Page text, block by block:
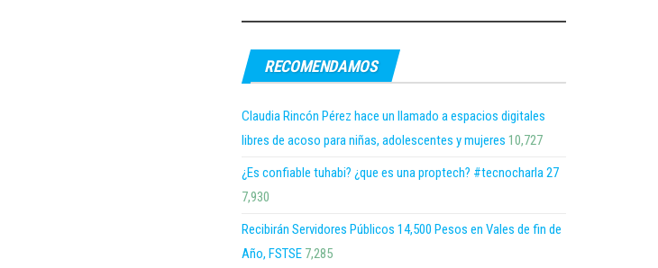
RECOMENDAMOS
Claudia Rincón Pérez hace un llamado a espacios digitales
libres de acoso para niñas, adolescentes y mujeres 10,727
¿Es confiable tuhabi? ¿que es una proptech? #tecnocharla 27
7,930
Recibirán Servidores Públicos 14,500 Pesos en Vales de fin de
Año, FSTSE 7,285